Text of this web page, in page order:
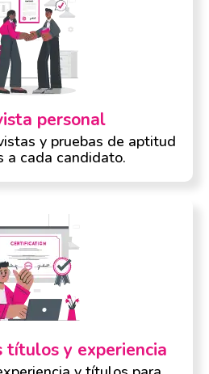
personal
y pruebas de aptitud
a cada candidato.
títulos y experiencia